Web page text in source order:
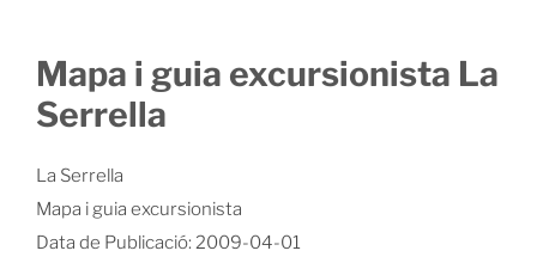
Mapa i guia excursionista La
Serrella
La Serrella
Mapa i guia excursionista
Data de Publicació: 2009-04-01